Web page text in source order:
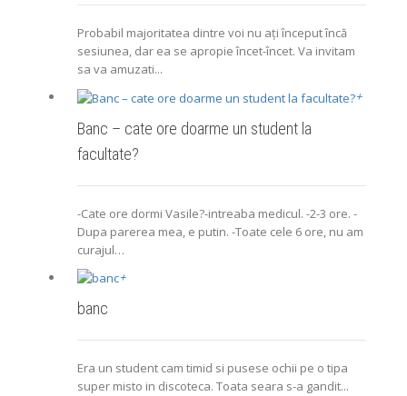
Probabil majoritatea dintre voi nu aţi început încă
sesiunea, dar ea se apropie încet-încet. Va invitam
sa va amuzati...
+
Banc – cate ore doarme un student la
facultate?
-Cate ore dormi Vasile?-intreaba medicul. -2-3 ore. -
Dupa parerea mea, e putin. -Toate cele 6 ore, nu am
curajul…
+
banc
Era un student cam timid si pusese ochii pe o tipa
super misto in discoteca. Toata seara s-a gandit...